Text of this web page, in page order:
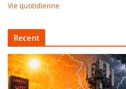
Vie quotidienne
Recent